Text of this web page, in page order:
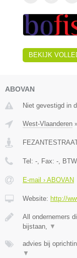
BEKIJK
ABOVAN
Niet gevestigd in
West-Vlaanderen
Tel: -, Fax: -,
E-mail › ABOVAN
Website: http://
All ondernemers
bijstaan, ▼
advies bij
▼